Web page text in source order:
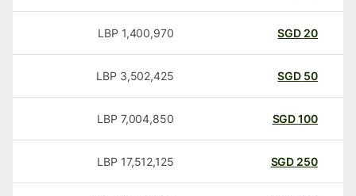
20
SGD
1,400,970
LBP
50
SGD
3,502,425
LBP
100
SGD
7,004,850
LBP
250
SGD
17,512,125
LBP